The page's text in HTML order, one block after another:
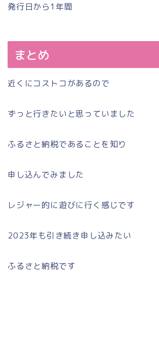
発行日から1年間
まとめ
近くにコストコがあるので
ずっと行きたいと思っていました
ふるさと納税であることを知り
申し込んでみました
レジャー的に遊びに行く感じです
2023年も引き続き申し込みたい
ふるさと納税です